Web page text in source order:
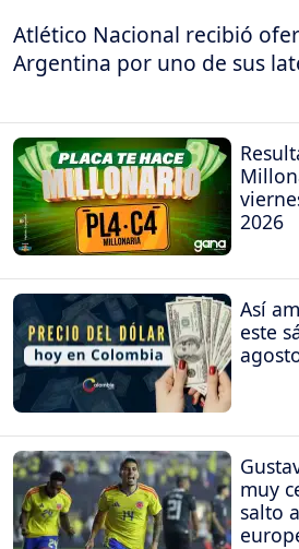
Atlético Nacional recibió
Argentina por uno de sus
2026
Así
este
muy
salto